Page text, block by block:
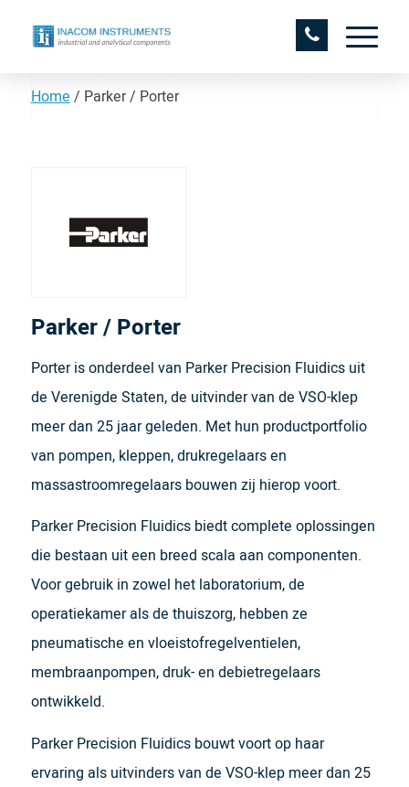
Home / Parker / Porter
Parker / Porter
Porter is onderdeel van Parker Precision Fluidics uit
de Verenigde Staten, de uitvinder van de VSO-klep
meer dan 25 jaar geleden. Met hun productportfolio
van pompen, kleppen, drukregelaars en
massastroomregelaars bouwen zij hierop voort.
Parker Precision Fluidics biedt complete oplossingen
die bestaan uit een breed scala aan componenten.
Voor gebruik in zowel het laboratorium, de
operatiekamer als de thuiszorg, hebben ze
pneumatische en vloeistofregelventielen,
membraanpompen, druk- en debietregelaars
ontwikkeld.
Parker Precision Fluidics bouwt voort op haar
ervaring als uitvinders van de VSO-klep meer dan 25